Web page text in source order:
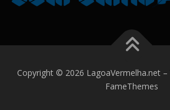
Copyright © 2026 LagoaVermelha.net –
FameThemes